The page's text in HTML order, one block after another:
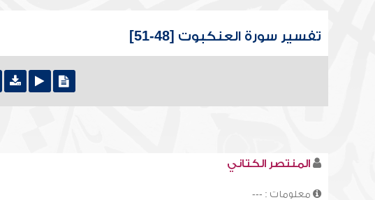
تفسير سورة العنكبوت [48-51]
المنتصر الكتاني
معلومات : ---